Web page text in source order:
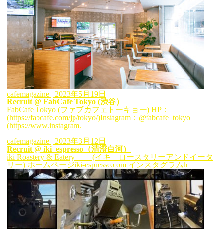
cafemagazine | 2023年5月19日
Recruit @ FabCafe Tokyo (渋谷）
FabCafe Tokyo (ファブカフェトーキョー) HP：
(https://fabcafe.com/jp/tokyo/)Instagram：@fabcafe_tokyo
(https://www.instagram.
cafemagazine | 2023年3月12日
Recruit @ iki_espresso（清澄白河）
iki Roastery & Eatery (イキ ロースタリーアンドイータ
リー) ホームページiki-espresso.com インスタグラムh